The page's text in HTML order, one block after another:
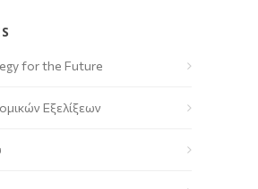
for the Future
Εξελίξεων